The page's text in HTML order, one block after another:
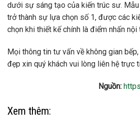
dưới sự sáng tạo của kiến ​​trúc sư. Mẫu
trở thành sự lựa chọn số 1, được các
chọn khi thiết kế chính là điểm nhấn nội
Mọi thông tin tư vấn về không gian
đẹp xin quý khách vui lòng liên hệ trực
Nguồn:
Xem thêm: